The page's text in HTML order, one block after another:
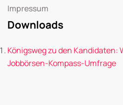
Impressum
Downloads
Königsweg zu den Kandidaten:
Jobbörsen-Kompass-Umfrage